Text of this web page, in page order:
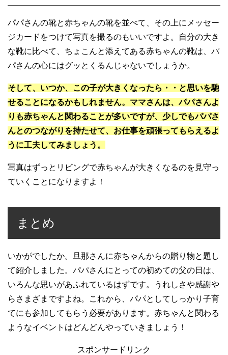
パパさんの靴と赤ちゃんの靴を並べて、その上にメッセー
ジカードをつけて写真を撮るのもいいですよ。自分の大き
な靴に比べて、ちょこんと添えてある赤ちゃんの靴は、パ
パさんの心にはグッとくるんじゃないでしょうか。
そして、いつか、この子が大きくなったら・・と思いを馳
せることになるかもしれません。ママさんは、パパさんよ
りも赤ちゃんと関わることが多いですが、少しでもパパさ
んとのつながりを持たせて、お仕事を頑張ってもらえるよ
うに工夫してみましょう。
写真はずっとリビングで赤ちゃんが大きくなるのを見守っ
ていくことになりますよ！
まとめ
いかがでしたか。旦那さんに赤ちゃんからの贈り物と題し
て紹介しました。パパさんにとっての初めての父の日は、
いろんな思いがあふれているはずです。うれしさや感謝や
らさまざまですよね。これから、パパとしてしっかり子育
てにも参加してもらう必要があります。赤ちゃんと関わる
ようなイベントはどんどんやっていきましょう！
スポンサードリンク